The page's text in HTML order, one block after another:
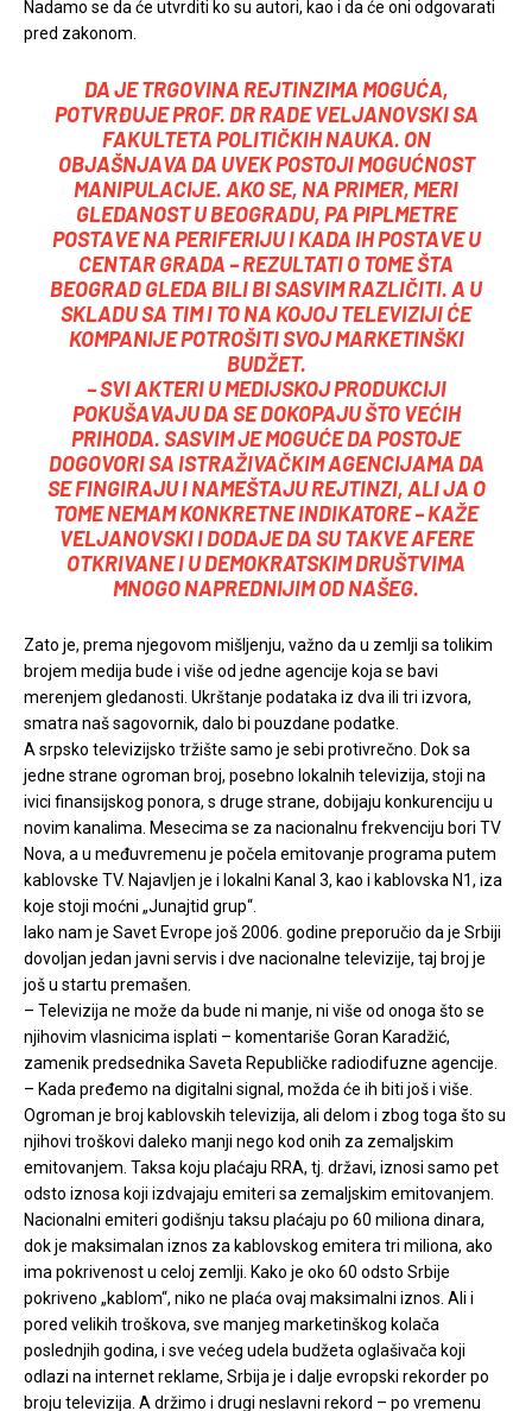
Nadamo se da će utvrditi ko su autori, kao i da će oni odgovarati
pred zakonom.
DA JE TRGOVINA REJTINZIMA MOGUĆA,
POTVRĐUJE PROF. DR RADE VELJANOVSKI SA
FAKULTETA POLITIČKIH NAUKA. ON
OBJAŠNJAVA DA UVEK POSTOJI MOGUĆNOST
MANIPULACIJE. AKO SE, NA PRIMER, MERI
GLEDANOST U BEOGRADU, PA PIPLMETRE
POSTAVE NA PERIFERIJU I KADA IH POSTAVE U
CENTAR GRADA – REZULTATI O TOME ŠTA
BEOGRAD GLEDA BILI BI SASVIM RAZLIČITI. A U
SKLADU SA TIM I TO NA KOJOJ TELEVIZIJI ĆE
KOMPANIJE POTROŠITI SVOJ MARKETINŠKI
BUDŽET.
– SVI AKTERI U MEDIJSKOJ PRODUKCIJI
POKUŠAVAJU DA SE DOKOPAJU ŠTO VEĆIH
PRIHODA. SASVIM JE MOGUĆE DA POSTOJE
DOGOVORI SA ISTRAŽIVAČKIM AGENCIJAMA DA
SE FINGIRAJU I NAMEŠTAJU REJTINZI, ALI JA O
TOME NEMAM KONKRETNE INDIKATORE – KAŽE
VELJANOVSKI I DODAJE DA SU TAKVE AFERE
OTKRIVANE I U DEMOKRATSKIM DRUŠTVIMA
MNOGO NAPREDNIJIM OD NAŠEG.
Zato je, prema njegovom mišljenju, važno da u zemlji sa tolikim
brojem medija bude i više od jedne agencije koja se bavi
merenjem gledanosti. Ukrštanje podataka iz dva ili tri izvora,
smatra naš sagovornik, dalo bi pouzdane podatke.
A srpsko televizijsko tržište samo je sebi protivrečno. Dok sa
jedne strane ogroman broj, posebno lokalnih televizija, stoji na
ivici finansijskog ponora, s druge strane, dobijaju konkurenciju u
novim kanalima. Mesecima se za nacionalnu frekvenciju bori TV
Nova, a u međuvremenu je počela emitovanje programa putem
kablovske TV. Najavljen je i lokalni Kanal 3, kao i kablovska N1, iza
koje stoji moćni „Junajtid grup“.
Iako nam je Savet Evrope još 2006. godine preporučio da je Srbiji
dovoljan jedan javni servis i dve nacionalne televizije, taj broj je
još u startu premašen.
– Televizija ne može da bude ni manje, ni više od onoga što se
njihovim vlasnicima isplati – komentariše Goran Karadžić,
zamenik predsednika Saveta Republičke radiodifuzne agencije.
– Kada pređemo na digitalni signal, možda će ih biti još i više.
Ogroman je broj kablovskih televizija, ali delom i zbog toga što su
njihovi troškovi daleko manji nego kod onih za zemaljskim
emitovanjem. Taksa koju plaćaju RRA, tj. državi, iznosi samo pet
odsto iznosa koji izdvajaju emiteri sa zemaljskim emitovanjem.
Nacionalni emiteri godišnju taksu plaćaju po 60 miliona dinara,
dok je maksimalan iznos za kablovskog emitera tri miliona, ako
ima pokrivenost u celoj zemlji. Kako je oko 60 odsto Srbije
pokriveno „kablom“, niko ne plaća ovaj maksimalni iznos. Ali i
pored velikih troškova, sve manjeg marketinškog kolača
poslednjih godina, i sve većeg udela budžeta oglašivača koji
odlazi na internet reklame, Srbija je i dalje evropski rekorder po
broju televizija. A držimo i drugi neslavni rekord – po vremenu